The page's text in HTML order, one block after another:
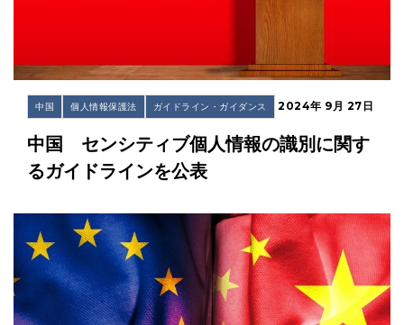
中国 個人情報保護法 ガイドライン・ガイダンス 2024年 9月 27日
中国 センシティブ個人情報の識別に関す
るガイドラインを公表